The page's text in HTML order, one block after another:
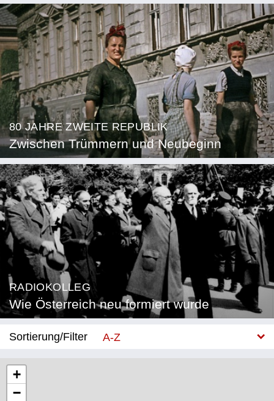
80 JAHRE ZWEITE REPUBLIK
Zwischen Trümmern und Neubeginn
RADIOKOLLEG
Wie Österreich neu formiert wurde
Sortierung/Filter
A-Z
+
−